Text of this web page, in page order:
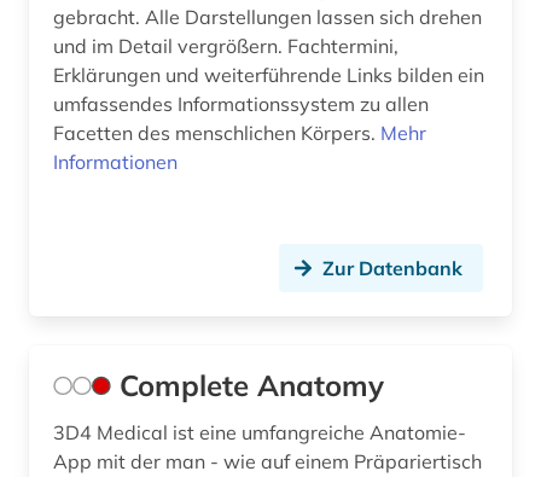
gebracht. Alle Darstellungen lassen sich drehen
und im Detail vergrößern. Fachtermini,
Erklärungen und weiterführende Links bilden ein
umfassendes Informationssystem zu allen
Facetten des menschlichen Körpers. Mehr
Informationen
Zur Datenbank
Complete Anatomy
3D4 Medical ist eine umfangreiche Anatomie-
App mit der man - wie auf einem Präpariertisch